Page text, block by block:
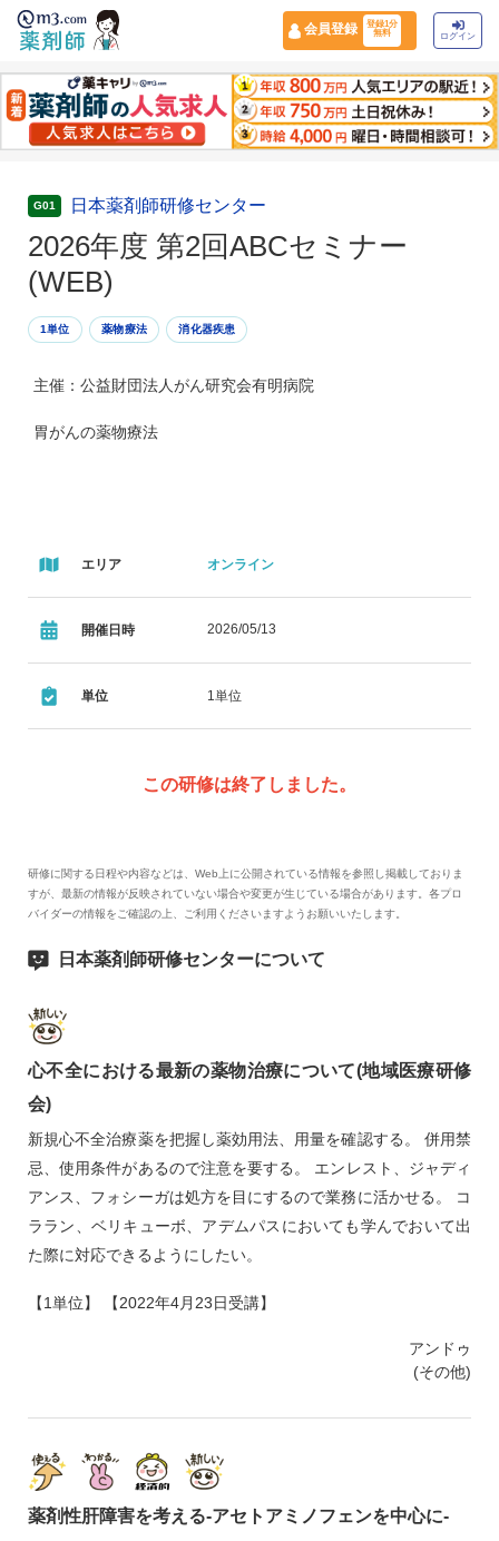
会員登録
登録1分
無料
ログイン
G01 日本薬剤師研修センター
2026年度 第2回ABCセミナー
(WEB)
1単位 薬物療法 消化器疾患
主催：公益財団法人がん研究会有明病院
胃がんの薬物療法
エリア オンライン
開催日時 2026/05/13
単位 1単位
この研修は終了しました。
研修に関する日程や内容などは、Web上に公開されている情報を参照し掲載しておりま
すが、最新の情報が反映されていない場合や変更が生じている場合があります。各プロ
バイダーの情報をご確認の上、ご利用くださいますようお願いいたします。
日本薬剤師研修センターについて
心不全における最新の薬物治療について(地域医療研修
会)
新規心不全治療薬を把握し薬効用法、用量を確認する。 併用禁
忌、使用条件があるので注意を要する。 エンレスト、ジャディ
アンス、フォシーガは処方を目にするので業務に活かせる。 コ
ララン、ベリキューボ、アデムパスにおいても学んでおいて出
た際に対応できるようにしたい。
【1単位】 【2022年4月23日受講】
アンドゥ
(その他)
薬剤性肝障害を考える‐アセトアミノフェンを中心に‐